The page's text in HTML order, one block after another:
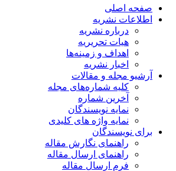
صفحه اصلی
اطلاعات نشریه
درباره نشریه
هیات تحریریه
اهداف و زمینه‌ها
اخبار نشریه
آرشیو مجله و مقالات
کلیه شماره‌های مجله
آخرین شماره
نمایه نویسندگان
نمایه واژه های کلیدی
برای نویسندگان
راهنمای نگارش مقاله
راهنمای ارسال مقاله
فرم ارسال مقاله